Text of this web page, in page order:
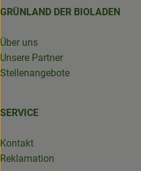
GRÜNLAND DER BIOLADEN
Über uns
Unsere Partner
Stellenangebote
SERVICE
Kontakt
Reklamation